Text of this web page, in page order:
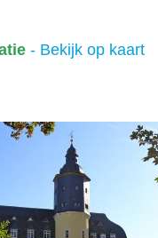
- Bekijk op kaart